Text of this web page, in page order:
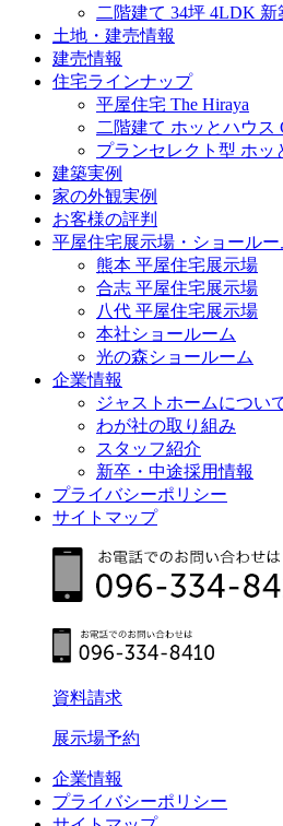
二階建て 34坪 4LDK 新
土地・建売情報
建売情報
住宅ラインナップ
平屋住宅 The Hiraya
二階建て ホッとハウス
プランセレクト型 ホッ
建築実例
家の外観実例
お客様の評判
平屋住宅展示場・ショールー
熊本 平屋住宅展示場
合志 平屋住宅展示場
八代 平屋住宅展示場
本社ショールーム
光の森ショールーム
企業情報
ジャストホームについ
わが社の取り組み
スタッフ紹介
新卒・中途採用情報
プライバシーポリシー
サイトマップ
資料請求
展示場予約
企業情報
プライバシーポリシー